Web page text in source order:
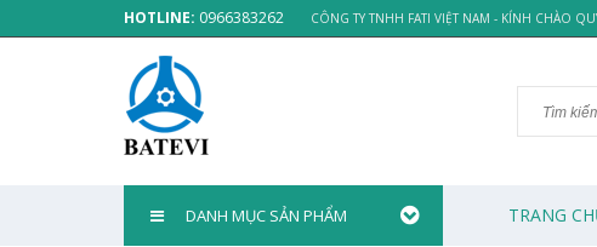
HOTLINE: 0966383262 CÔNG TY TNHH FATI VIỆT NAM - KÍNH CHÀO
DANH MỤC SẢN PHẨM TRANG